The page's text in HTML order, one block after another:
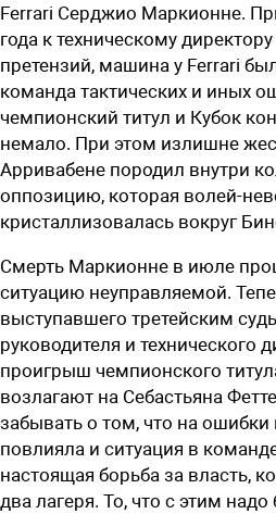
Ferrari Серджио Маркионне.
года к техническому
претензий, машина у Ferrari
команда тактических и иных
чемпионский титул и Кубок
немало. При этом излишне
Арривабене породил внутри
оппозицию, которая волей-
кристаллизовалась вокруг
Смерть Маркионне в июле
ситуацию неуправляемой.
выступавшего третейским
руководителя и технического
проигрыш чемпионского
возлагают на Себастьяна
забывать о том, что на ошибки
повлияла и ситуация в
настоящая борьба за власть,
два лагеря. То, что с этим